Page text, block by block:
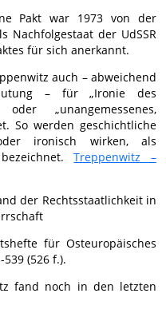
Pakt war 1973 von der
Nachfolgestaat der UdSSR
für sich anerkannt.
auch – abweichend
– für „Ironie des
„unangemessenes,
So werden geschichtliche
ironisch wirken, als
bezeichnet.Treppenwitz –
der Rechtsstaatlichkeit in
für Osteuropäisches
539 (526 f.).
fand noch in den letzten